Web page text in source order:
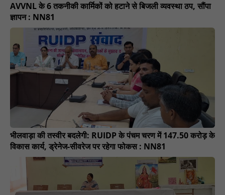
AVVNL के 6 तकनीकी कार्मिकों को हटाने से बिजली व्यवस्था ठप, सौंपा
ज्ञापन : NN81
भीलवाड़ा की तस्वीर बदलेगी: RUIDP के पंचम चरण में 147.50 करोड़ के
विकास कार्य, ड्रेनेज-सीवरेज पर रहेगा फोकस : NN81